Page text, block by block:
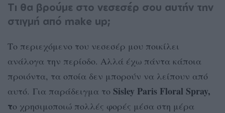
Τι θα βρούμε στο νεσεσέρ σου αυτήν την
στιγμή από make up;
Το περιεχόμενο του νεσεσέρ μου ποικίλει
ανάλογα την περίοδο. Αλλά έχω πάντα κάποια
προιόντα, τα οποία δεν μπορούν να λείπουν από
αυτό. Για παράδειγμα το Sisley Paris Floral Spray,
το χρησιμοποιώ πολλές φορές μέσα στη μέρα